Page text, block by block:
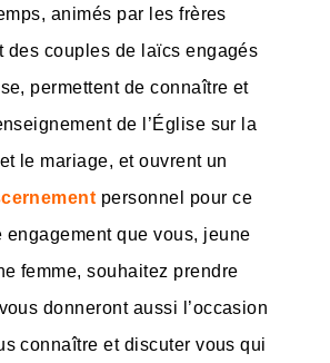
animés par les frères
des couples de laïcs engagés
permettent de connaître et
de l’Église sur la
le mariage, et ouvrent un
personnel pour ce
engagement que vous, jeune
femme, souhaitez prendre
donneront aussi l’occasion
connaître et discuter vous qui